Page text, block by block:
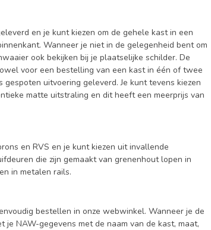
en je kunt kiezen om de gehele kast in een
Wanneer je niet in de gelegenheid bent om
ook bekijken bij je plaatselijke schilder. De
voor een bestelling van een kast in één of twee
uitvoering geleverd. Je kunt tevens kiezen
matte uitstraling en dit heeft een meerprijs van
en RVS en je kunt kiezen uit invallende
die zijn gemaakt van grenenhout lopen in
in metalen rails.
bestellen in onze webwinkel. Wanneer je de
NAW-gegevens met de naam van de kast, maat,